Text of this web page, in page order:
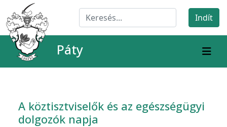
Páty
A köztisztviselők és az egészségügyi
dolgozók napja